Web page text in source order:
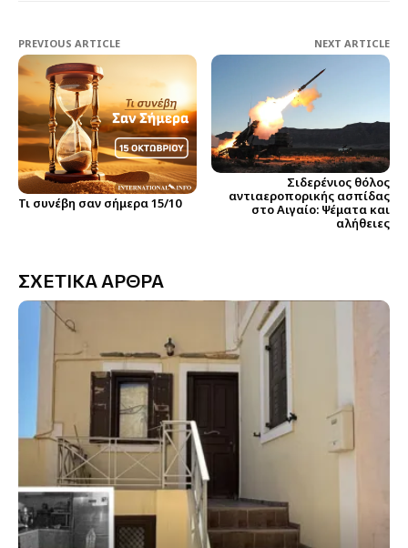
PREVIOUS ARTICLE
Τι συνέβη σαν σήμερα 15/10
NEXT ARTICLE
Σιδερένιος θόλος
αντιαεροπορικής ασπίδας
στο Αιγαίο: Ψέματα και
αλήθειες
ΣΧΕΤΙΚΑ ΑΡΘΡΑ